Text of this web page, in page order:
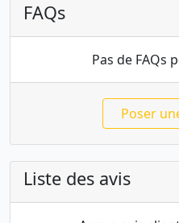
FAQs
Pas de FAQs
Poser
Liste des avis